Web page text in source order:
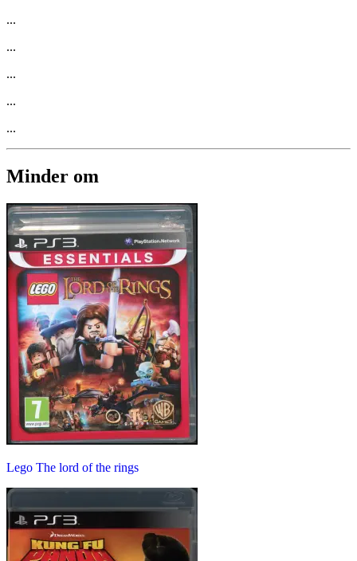
...
...
...
...
...
Minder om
Lego The lord of the rings